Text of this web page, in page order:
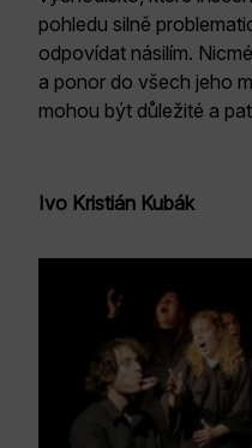
pohledu silně
odpovídat násilím.
a ponor do všech jeho
mohou být důležité a
Ivo Kristián Kubák